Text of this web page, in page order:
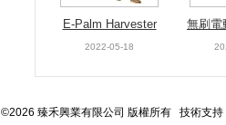
E-Palm Harvester
(E-cutter)
2022-05-18
無刷電
/
©2026 臻禾興業有限公司 版權所有 技術支持